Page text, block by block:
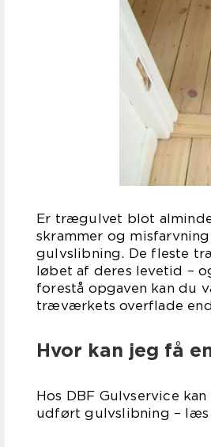
Er trægulvet blot
skrammer og
gulvslibning. De fleste
løbet af deres levetid –
forestå opgaven kan du
træværkets overflade
Hvor kan jeg få
Hos DBF Gulvservice
udført gulvslibning –